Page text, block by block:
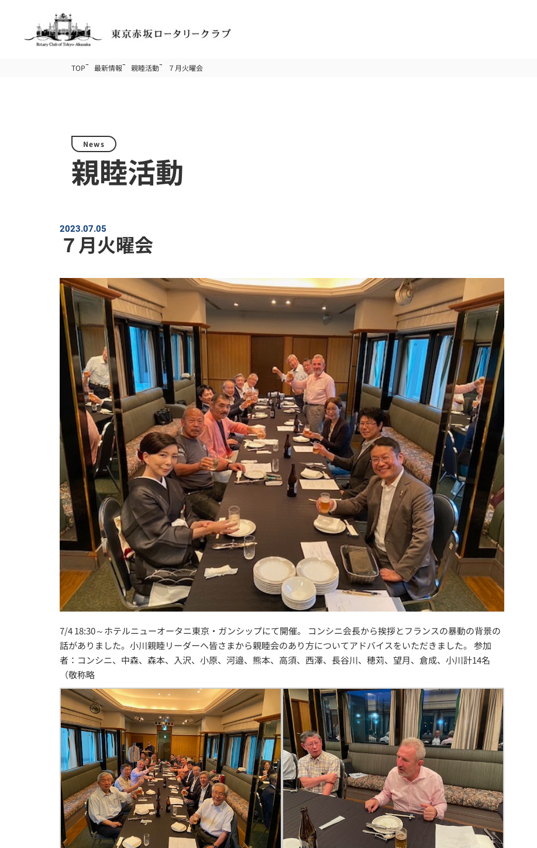
TOP 最新情報 親睦活動 ７月火曜会
News
親睦活動
2023.07.05
７月火曜会
7/4 18:30～ホテルニューオータニ東京・ガンシップにて開催。 コンシニ会長から挨拶とフランスの暴動の背景の
話がありました。小川親睦リーダーへ皆さまから親睦会のあり方についてアドバイスをいただきました。 参加
者：コンシニ、中森、森本、入沢、小原、河邉、熊本、高須、西澤、長谷川、穂苅、望月、倉成、小川計14名
（敬称略